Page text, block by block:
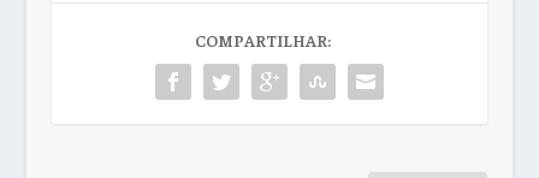
COMPARTILHAR: